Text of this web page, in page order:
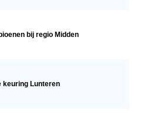
bij regio Midden
keuring Lunteren